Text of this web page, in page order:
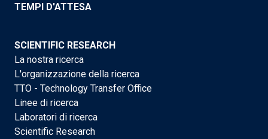
TEMPI D'ATTESA
SCIENTIFIC RESEARCH
La nostra ricerca
L'organizzazione della ricerca
TTO - Technology Transfer Office
Linee di ricerca
Laboratori di ricerca
Scientific Research